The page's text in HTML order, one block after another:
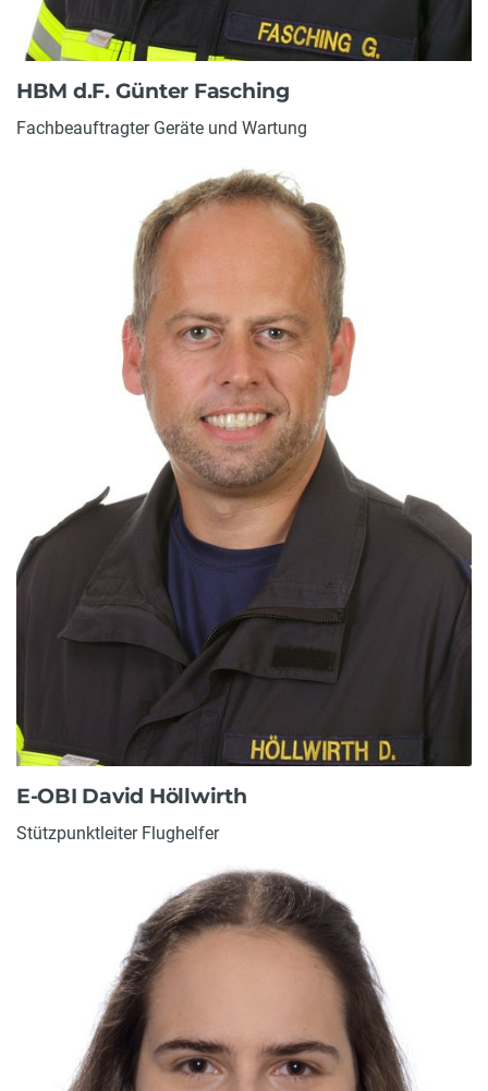
HBM d.F. Günter Fasching
Fachbeauftragter Geräte und Wartung
E-OBI David Höllwirth
Stützpunktleiter Flughelfer